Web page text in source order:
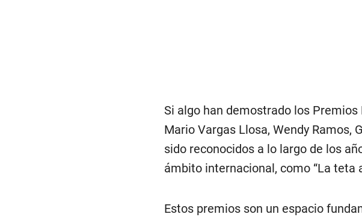
Si algo han demostrado los
Mario Vargas Llosa, Wendy Ramos,
sido reconocidos a lo largo de los
ámbito internacional, como “La teta
Estos premios son un espacio